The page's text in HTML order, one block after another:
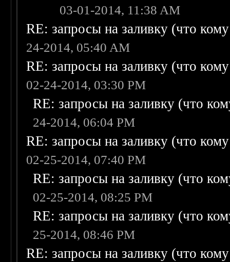
03-01-2014, 11:38 AM
RE: запросы на заливку (что
24-2014, 05:40 AM
RE: запросы на заливку (что
02-24-2014, 03:30 PM
RE: запросы на заливку (что
24-2014, 06:04 PM
RE: запросы на заливку (что
02-25-2014, 07:40 PM
RE: запросы на заливку (что
02-25-2014, 08:25 PM
RE: запросы на заливку (что
25-2014, 08:46 PM
RE: запросы на заливку (что